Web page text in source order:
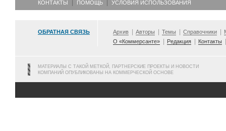
КОНТАКТЫ ПОМОЩЬ УСЛОВИЯ ИСПОЛЬЗОВАНИЯ
ОБРАТНАЯ СВЯЗЬ Архив Авторы Темы Справочники
О «Коммерсанте»
Редакция Контакты
МАТЕРИАЛЫ С ТАКОЙ МЕТКОЙ, ПАРТНЕРСКИЕ ПРОЕКТЫ И НОВОСТИ
КОМПАНИЙ ОПУБЛИКОВАНЫ НА КОММЕРЧЕСКОЙ ОСНОВЕ